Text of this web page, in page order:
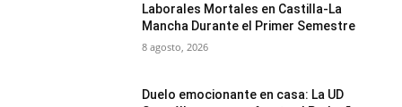
Laborales Mortales en Castilla-La
Mancha Durante el Primer Semestre
8 agosto, 2026
Duelo emocionante en casa: La UD